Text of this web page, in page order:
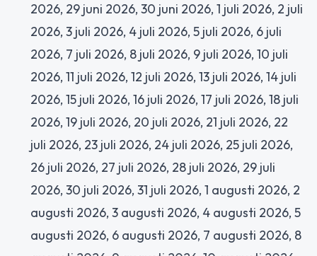
2026, 29 juni 2026, 30 juni 2026, 1 juli 2026, 2 juli
2026, 3 juli 2026, 4 juli 2026, 5 juli 2026, 6 juli
2026, 7 juli 2026, 8 juli 2026, 9 juli 2026, 10 juli
2026, 11 juli 2026, 12 juli 2026, 13 juli 2026, 14 juli
2026, 15 juli 2026, 16 juli 2026, 17 juli 2026, 18 juli
2026, 19 juli 2026, 20 juli 2026, 21 juli 2026, 22
juli 2026, 23 juli 2026, 24 juli 2026, 25 juli 2026,
26 juli 2026, 27 juli 2026, 28 juli 2026, 29 juli
2026, 30 juli 2026, 31 juli 2026, 1 augusti 2026, 2
augusti 2026, 3 augusti 2026, 4 augusti 2026, 5
augusti 2026, 6 augusti 2026, 7 augusti 2026, 8